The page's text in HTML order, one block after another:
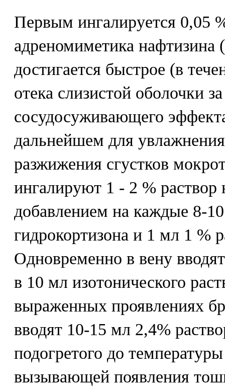
Первым ингалируется 0,05
адреномиметика нафтизина
достигается быстрое (в
отека слизистой оболочки
сосудосуживающего
дальнейшем для
разжижения сгустков
ингалируют 1 - 2 % раствор
добавлением на каждые 8-
гидрокортизона и 1 мл 1 %
Одновременно в вену
в 10 мл изотонического
выраженных проявлениях
вводят 10-15 мл 2,4%
подогретого до
вызывающей появления